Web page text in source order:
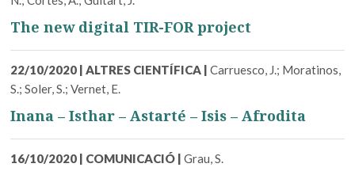
The new digital TIR-FOR project
22/10/2020 |ALTRES CIENTÍFICA | Carruesco, J.; Moratinos,
S.; Soler, S.; Vernet, E.
Inana – Isthar – Astarté – Isis – Afrodita
16/10/2020 | COMUNICACIÓ | Grau, S.